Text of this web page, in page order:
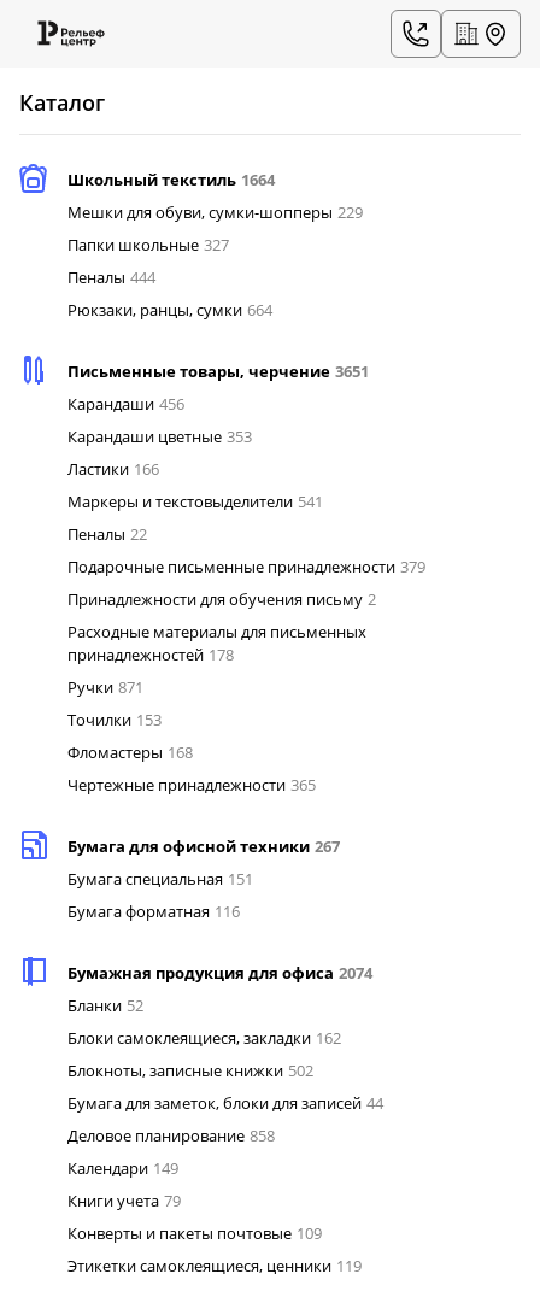
Каталог
Школьный текстиль 1664
Мешки для обуви, сумки-шопперы 229
Папки школьные 327
Пеналы 444
Рюкзаки, ранцы, сумки 664
Письменные товары, черчение 3651
Карандаши 456
Карандаши цветные 353
Ластики 166
Маркеры и текстовыделители 541
Пеналы 22
Подарочные письменные принадлежности 379
Принадлежности для обучения письму 2
Расходные материалы для письменных
принадлежностей 178
Ручки 871
Точилки 153
Фломастеры 168
Чертежные принадлежности 365
Бумага для офисной техники 267
Бумага специальная 151
Бумага форматная 116
Бумажная продукция для офиса 2074
Бланки 52
Блоки самоклеящиеся, закладки 162
Блокноты, записные книжки 502
Бумага для заметок, блоки для записей 44
Деловое планирование 858
Календари 149
Книги учета 79
Конверты и пакеты почтовые 109
Этикетки самоклеящиеся, ценники 119